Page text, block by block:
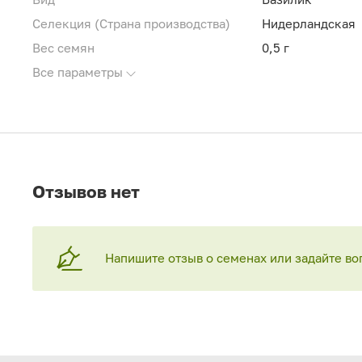
Селекция (Страна производства)
Нидерландская
Вес семян
0,5 г
Все параметры
Отзывов нет
Напишите отзыв о семенах или задайте